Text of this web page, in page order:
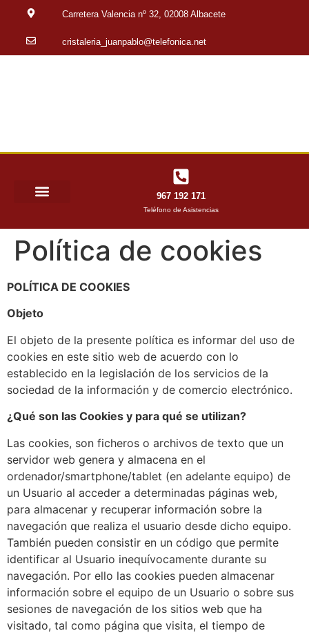
Carretera Valencia nº 32, 02008 Albacete
cristaleria_juanpablo@telefonica.net
967 192 171
Teléfono de Asistencias
Política de cookies
POLÍTICA DE COOKIES
Objeto
El objeto de la presente política es informar del uso de
cookies en este sitio web de acuerdo con lo
establecido en la legislación de los servicios de la
sociedad de la información y de comercio electrónico.
¿Qué son las Cookies y para qué se utilizan?
Las cookies, son ficheros o archivos de texto que un
servidor web genera y almacena en el
ordenador/smartphone/tablet (en adelante equipo) de
un Usuario al acceder a determinadas páginas web,
para almacenar y recuperar información sobre la
navegación que realiza el usuario desde dicho equipo.
También pueden consistir en un código que permite
identificar al Usuario inequívocamente durante su
navegación. Por ello las cookies pueden almacenar
información sobre el equipo de un Usuario o sobre sus
sesiones de navegación de los sitios web que ha
visitado, tal como página que visita, el tiempo de